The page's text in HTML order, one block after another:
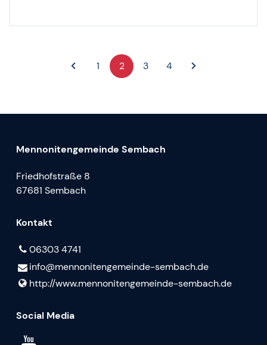
1 2 3 4
Mennonitengemeinde Sembach
Friedhofstraße 8
67681 Sembach
Kontakt
06303 4741
info@​mennonitengemeinde-sembach.​de
http://www.​mennonitengemeinde-sembach.​de
Social Media